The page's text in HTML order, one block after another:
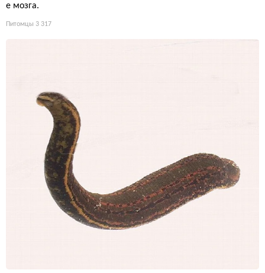
е мозга.
Питомцы 3 317